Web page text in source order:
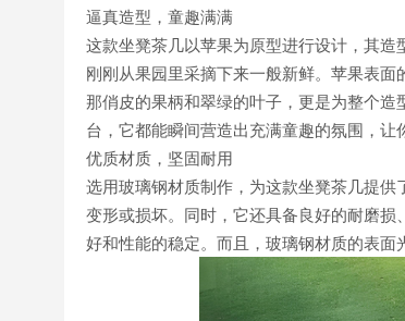
逼真造型，童趣满满
这款坐凳茶几以苹果为原型进行设计，其造
刚刚从果园里采摘下来一般新鲜。苹果表面
那俏皮的果柄和翠绿的叶子，更是为整个
台，它都能瞬间营造出充满童趣的氛围，让
优质材质，坚固耐用
选用玻璃钢材质制作，为这款坐凳茶几提
变形或损坏。同时，它还具备良好的耐磨
好和性能的稳定。而且，玻璃钢材质的表面